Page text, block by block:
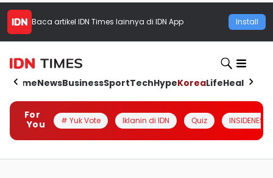
Baca artikel IDN Times lainnya di IDN App Install
HomeNewsBusinessSportTechHypeKoreaLifeHealth
For
You
# Yuk Vote Iklanin di IDN Quiz INSIDENESIA